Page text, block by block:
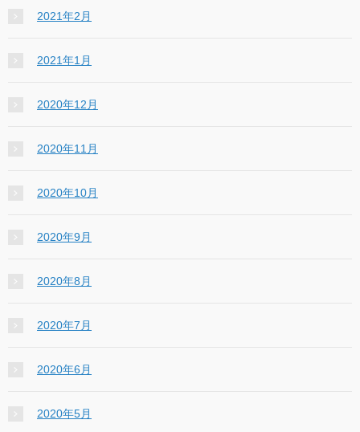
2021年2月
2021年1月
2020年12月
2020年11月
2020年10月
2020年9月
2020年8月
2020年7月
2020年6月
2020年5月